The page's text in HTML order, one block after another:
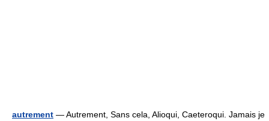
autrement — Autrement, Sans cela, Alioqui, Caeteroqui. Jamais je